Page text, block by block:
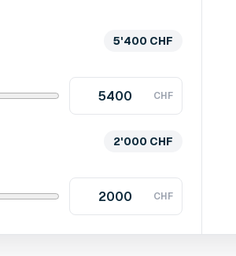
5'400 CHF
CHF
2'000 CHF
CHF